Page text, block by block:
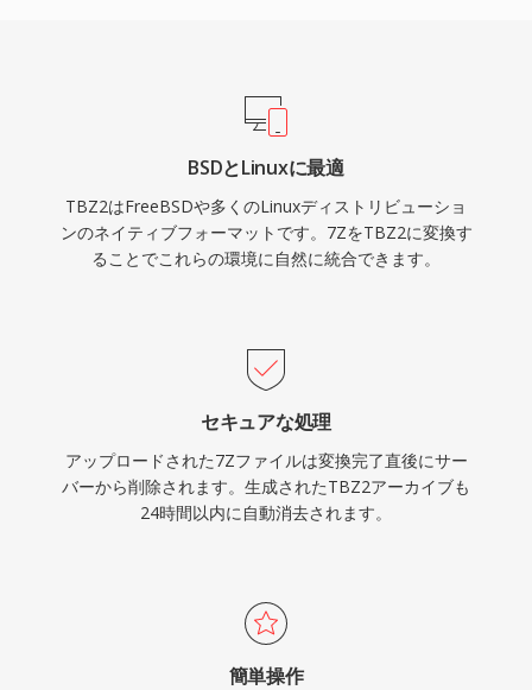
BSDとLinuxに最適
TBZ2はFreeBSDや多くのLinuxディストリビューショ
ンのネイティブフォーマットです。7ZをTBZ2に変換す
ることでこれらの環境に自然に統合できます。
セキュアな処理
アップロードされた7Zファイルは変換完了直後にサー
バーから削除されます。生成されたTBZ2アーカイブも
24時間以内に自動消去されます。
簡単操作